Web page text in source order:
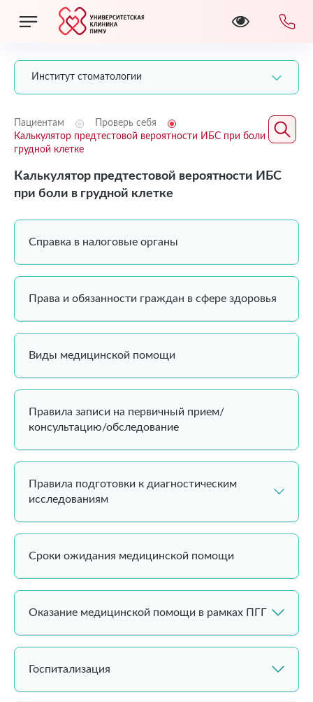
Институт стоматологии
Пациентам
Проверь себя
Калькулятор предтестовой вероятности ИБС при боли в
грудной клетке
Калькулятор предтестовой вероятности ИБС
при боли в грудной клетке
Справка в налоговые органы
Права и обязанности граждан в сфере здоровья
Виды медицинской помощи
Правила записи на первичный прием/
консультацию/обследование
Правила подготовки к диагностическим
исследованиям
Сроки ожидания медицинской помощи
Оказание медицинской помощи в рамках ПГГ
Госпитализация